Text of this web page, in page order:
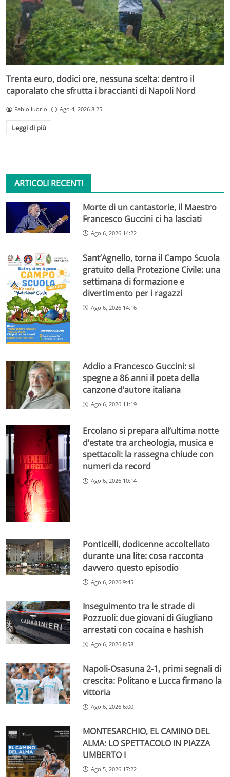
Trenta euro, dodici ore, nessuna scelta: dentro il
caporalato che sfrutta i braccianti di Napoli Nord
Fabio Iuorio Ago 4, 2026 8:25
Leggi di più
ARTICOLI RECENTI
Morte di un cantastorie, il Maestro
Francesco Guccini ci ha lasciati
Ago 6, 2026 14:22
Sant’Agnello, torna il Campo Scuola
gratuito della Protezione Civile: una
settimana di formazione e
divertimento per i ragazzi
Ago 6, 2026 14:16
Addio a Francesco Guccini: si
spegne a 86 anni il poeta della
canzone d’autore italiana
Ago 6, 2026 11:19
Ercolano si prepara all’ultima notte
d’estate tra archeologia, musica e
spettacoli: la rassegna chiude con
numeri da record
Ago 6, 2026 10:14
Ponticelli, dodicenne accoltellato
durante una lite: cosa racconta
davvero questo episodio
Ago 6, 2026 9:45
Inseguimento tra le strade di
Pozzuoli: due giovani di Giugliano
arrestati con cocaina e hashish
Ago 6, 2026 8:58
Napoli-Osasuna 2-1, primi segnali di
crescita: Politano e Lucca firmano la
vittoria
Ago 6, 2026 6:00
MONTESARCHIO, EL CAMINO DEL
ALMA: LO SPETTACOLO IN PIAZZA
UMBERTO I
Ago 5, 2026 17:22